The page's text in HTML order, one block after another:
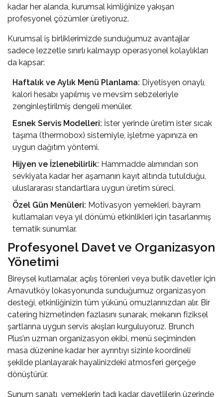
kadar her alanda, kurumsal kimliğinize yakışan
profesyonel çözümler üretiyoruz.
Kurumsal iş birliklerimizde sunduğumuz avantajlar
sadece lezzetle sınırlı kalmayıp operasyonel kolaylıkları
da kapsar:
Haftalık ve Aylık Menü Planlama: Diyetisyen onaylı,
kalori hesabı yapılmış ve mevsim sebzeleriyle
zenginleştirilmiş dengeli menüler.
Esnek Servis Modelleri: İster yerinde üretim ister sıcak
taşıma (thermobox) sistemiyle, işletme yapınıza en
uygun dağıtım yöntemi.
Hijyen ve İzlenebilirlik: Hammadde alımından son
sevkiyata kadar her aşamanın kayıt altında tutulduğu,
uluslararası standartlara uygun üretim süreci.
Özel Gün Menüleri: Motivasyon yemekleri, bayram
kutlamaları veya yıl dönümü etkinlikleri için tasarlanmış
tematik sunumlar.
Profesyonel Davet ve Organizasyon
Yönetimi
Bireysel kutlamalar, açılış törenleri veya butik davetler için
Arnavutköy lokasyonunda sunduğumuz organizasyon
desteği, etkinliğinizin tüm yükünü omuzlarınızdan alır. Bir
catering hizmetinden fazlasını sunarak, mekanın fiziksel
şartlarına uygun servis akışları kurguluyoruz. Brunch
Plus’ın uzman organizasyon ekibi, menü seçiminden
masa düzenine kadar her ayrıntıyı sizinle koordineli
şekilde planlayarak hayalinizdeki atmosferi gerçeğe
dönüştürür.
Sunum sanatı, yemeklerin tadı kadar davetlilerin üzerinde